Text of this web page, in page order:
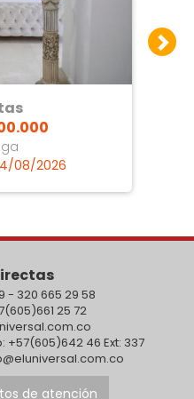
08/2026
- 320 665 29 58
25 72
46 Ext: 337
de atención